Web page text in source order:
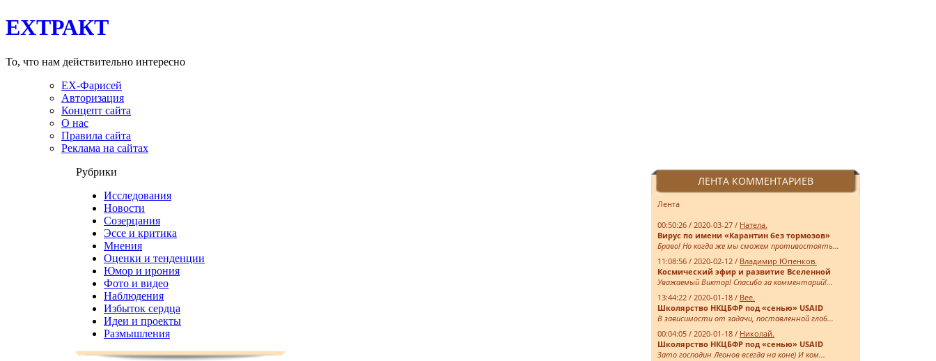
EXТРАКТ
То, что нам действительно интересно
EX-Фарисей
Авторизация
Концепт сайта
О нас
Правила сайта
Реклама на сайтах
Рубрики
Исследования
Новости
Созерцания
Эссе и критика
Мнения
Оценки и тенденции
Юмор и ирония
Фото и видео
Наблюдения
Избыток сердца
Идеи и проекты
Размышления
ЛЕНТА КОММЕНТАРИЕВ
Лента
00:50:26 / 2020-03-27 / Натела.
Вирус по имени «Карантин без тормозов»
Браво! Но когда же мы сможем противостоять...
11:08:56 / 2020-02-12 / Владимир Юпенков.
Космический эфир и развитие Вселенной
Уважаемый Виктор! Спасибо за комментарий!...
13:44:22 / 2020-01-18 / Bee.
Школярство НКЦБФР под «сенью» USAID
В зависимости от задачи, поставленной глоб...
00:04:05 / 2020-01-18 / Николай.
Школярство НКЦБФР под «сенью» USAID
Зато господин Леонов всегда на коне) И ком...